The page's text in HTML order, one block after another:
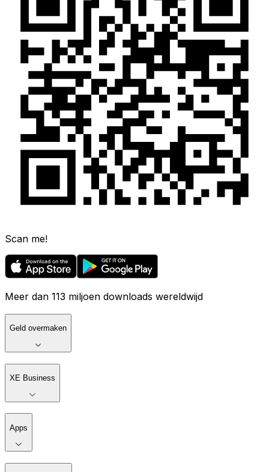
Scan me!
Meer dan 113 miljoen downloads wereldwijd
Geld overmaken
XE Business
Apps